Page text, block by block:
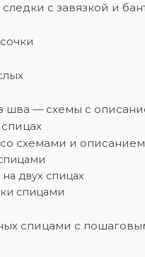
с завязкой и
шва — схемы с
схемами и описанием
двух спицах
спицами
спицами с